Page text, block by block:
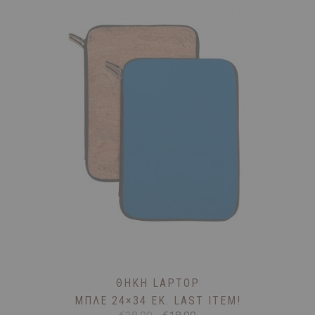
ΘΉΚΗ LAPTOP
ΜΠΛΕ 24×34 ΕΚ. LAST ITEM!